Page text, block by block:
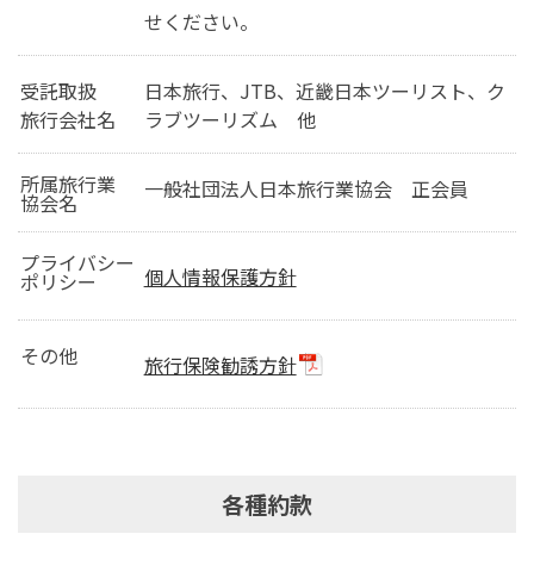
せください。
受託取扱
旅行会社名
日本旅行、JTB、近畿日本ツーリスト、ク
ラブツーリズム 他
所属旅行業
協会名 一般社団法人日本旅行業協会 正会員
プライバシー
ポリシー 個人情報保護方針
その他 旅行保険勧誘方針
各種約款